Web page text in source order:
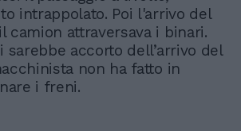
intrappolato. Poi l'arrivo del
camion attraversava i binari.
sarebbe accorto dell’arrivo del
non ha fatto in
i freni.